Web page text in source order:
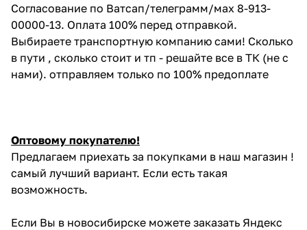
Согласование по Ватсап/телеграмм/мах 8-913-
00000-13. Оплата 100% перед отправкой.
Выбираете транспортную компанию сами! Сколько
в пути , сколько стоит и тп - решайте все в ТК (не с
нами). отправляем только по 100% предоплате
Оптовому покупателю!
Предлагаем приехать за покупками в наш магазин !
самый лучший вариант. Если есть такая
возможность.
Если Вы в новосибирске можете заказать Яндекс